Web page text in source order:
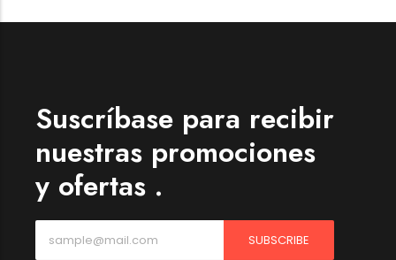
Suscríbase para recibir
nuestras promociones
y ofertas .
SUBSCRIBE